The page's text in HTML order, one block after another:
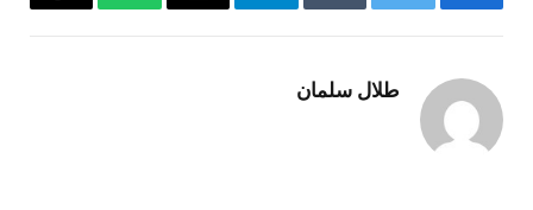
فيسبوكتويتر Tumblr تيلقرام البريد
واتسابCopy
طلال سلمان